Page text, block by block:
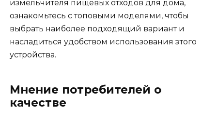
измельчителя пищевых отходов для дома,
ознакомьтесь с топовыми моделями, чтобы
выбрать наиболее подходящий вариант и
насладиться удобством использования этого
устройства.
Мнение потребителей о
качестве